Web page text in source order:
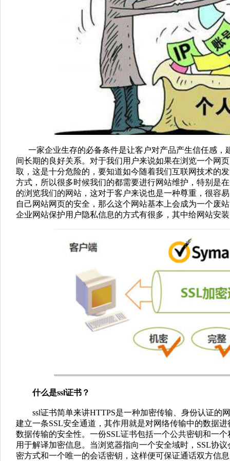
一家企业生存的必备条件是让客户对产品产生信任感，
间长期的良好关系。 对于我们用户来说如果在浏览一个网
取，这是十分危险的，要知道如今随着我们互联网技术的
方式，所以很多时候我们的都需要进行网站维护，特别是
的浏览我们的网站，这对于客户来说也是一种尊重，很容
自己网站网页的安全，那么这个网站基本上会成为一个废
企业网站保护用户隐私信息的方式有很多，其中给网站安
什么是ssl证书？
ssl证书简单来讲HTTPS是一种加密传输、身份认证的
建立一条SSL安全通道，其作用就是对网络传输中的数据
数据传输的安全性。一份SSL证书包括一个公共密钥和一
用于解译加密信息。当浏览器指向一个安全域时，SSL协
密方式和一个唯一的会话密钥，这样便可保证通话双方信